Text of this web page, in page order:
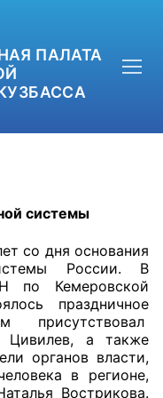
ПАЛАТА
системы
со дня основания
России. В
по Кемеровской
праздничное
присутствовал
Цивилев, а также
органов власти,
в регионе,
Вострикова.